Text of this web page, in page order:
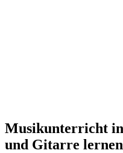
Musikunterricht
und Gitarre lernen